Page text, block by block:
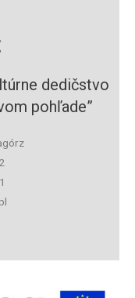
dedičstvo
pohľade”